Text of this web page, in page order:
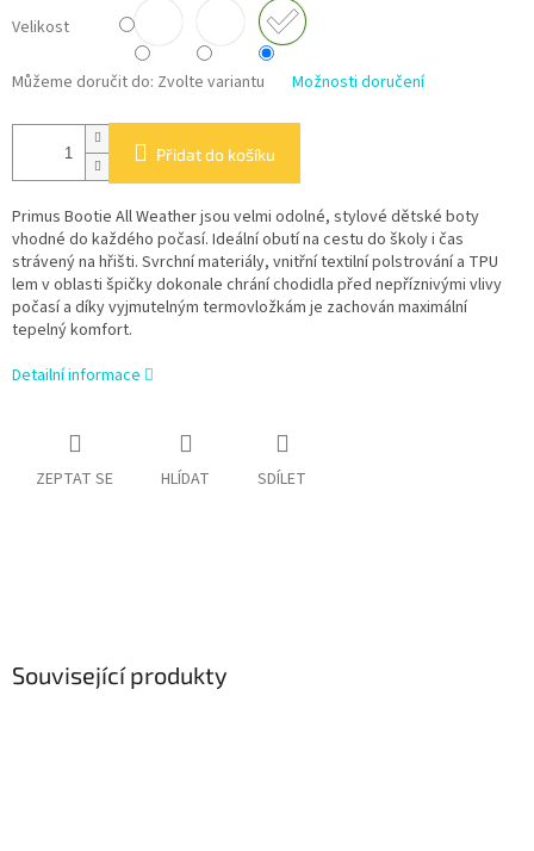
Velikost
Můžeme doručit do: Zvolte variantu Možnosti doručení
Přidat do košíku
Primus Bootie All Weather jsou velmi odolné, stylové dětské boty
vhodné do každého počasí. Ideální obutí na cestu do školy i čas
strávený na hřišti. Svrchní materiály, vnitřní textilní polstrování a TPU
lem v oblasti špičky dokonale chrání chodidla před nepříznivými vlivy
počasí a díky vyjmutelným termovložkám je zachován maximální
tepelný komfort.
Detailní informace
ZEPTAT SE HLÍDAT SDÍLET
Související produkty